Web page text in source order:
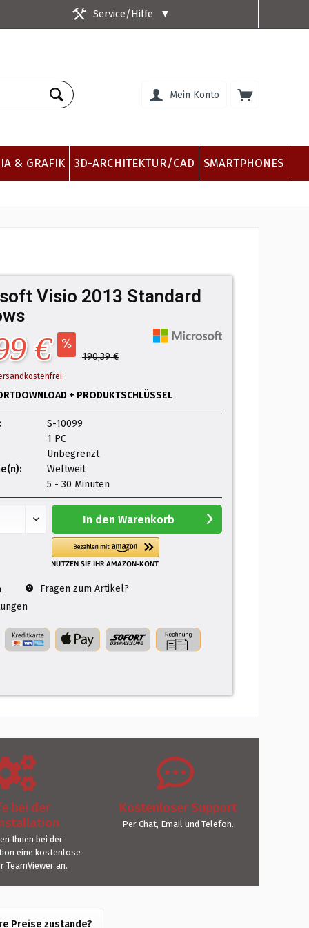
Service/Hilfe ▼
Mein Konto
& GRAFIK 3D-ARCHITEKTUR/CAD SMARTPHONES
Visio 2013 Standard
€ 190,39 €
+ PRODUKTSCHLÜSSEL
S-10099
1 PC
Unbegrenzt
Weltweit
5 - 30 Minuten
In den Warenkorb
Fragen zum Artikel?
bei der
Ihnen bei der
eine kostenlose
TeamViewer an.
Kostenloser Support
Per Chat, Email und Telefon.
Preise zustande?